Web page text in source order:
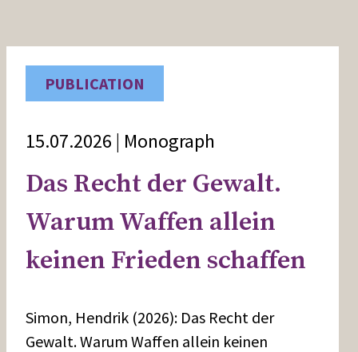
PUBLICATION
15.07.2026 | Monograph
Das Recht der Gewalt.
Warum Waffen allein
keinen Frieden schaffen
Simon, Hendrik (2026): Das Recht der
Gewalt. Warum Waffen allein keinen